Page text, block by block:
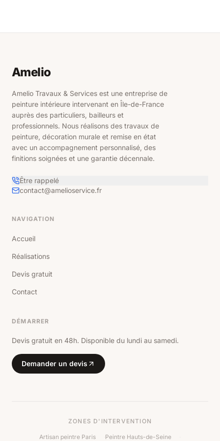
ligne
Amelio
Amelio Travaux & Services est une entreprise de
peinture intérieure intervenant en Île-de-France
auprès des particuliers, bailleurs et
professionnels. Nous réalisons des travaux de
peinture, décoration murale et remise en état
avec un accompagnement personnalisé, des
finitions soignées et une garantie décennale.
Être rappelé
contact@amelioservice.fr
NAVIGATION
Accueil
Réalisations
Devis gratuit
Contact
DÉMARRER
Devis gratuit en 48h. Disponible du lundi au samedi.
Demander un devis
ZONES D'INTERVENTION
Artisan peintre Paris Peintre Hauts-de-Seine